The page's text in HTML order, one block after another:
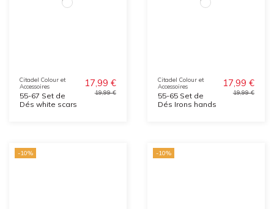
Citadel Colour et
Accessoires
55-67 Set de
Dés white scars
17,99 €
19,99 €
Citadel Colour et
Accessoires
55-65 Set de
Dés Irons hands
17,99 €
19,99 €
-10% -10%